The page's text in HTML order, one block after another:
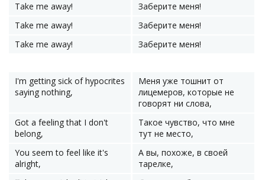
Take me away!
Заберите меня!
Take me away!
Заберите меня!
Take me away!
Заберите меня!
I'm getting sick of hypocrites
saying nothing,
Меня уже тошнит от
лицемеров, которые не
говорят ни слова,
Got a feeling that I don't
belong,
Такое чувство, что мне
тут не место,
You seem to feel like it's
alright,
А вы, похоже, в своей
тарелке,